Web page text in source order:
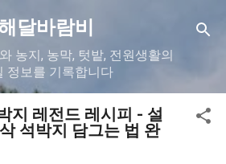
콘텐츠로 건너뛰기
달바람비
농지, 농막, 텃밭, 전원생활의
정보를 기록합니다
지 레전드 레시피 - 설
석박지 담그는 법 완